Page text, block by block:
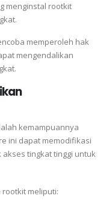
menginstal rootkit
memperoleh hak
mengendalikan
kemampuannya
ini dapat memodifikasi
tingkat tinggi untuk
meliputi: